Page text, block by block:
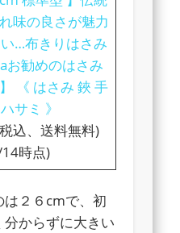
味の良さが魅力
…布きりはさみ
お勧めのはさみ
《 はさみ 鋏 手
サミ 》
込、送料無料)
時点)
は２６cmで、初
からずに大きい